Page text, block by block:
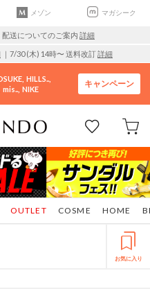
メゾン マガシーク
配送についてのご案内 詳細
｜7/30 (木) 14時〜 送料改訂詳細
HILLS..
mis.. NIKE
キャンペーン
COSME HOME
OUTLET
お気に入り